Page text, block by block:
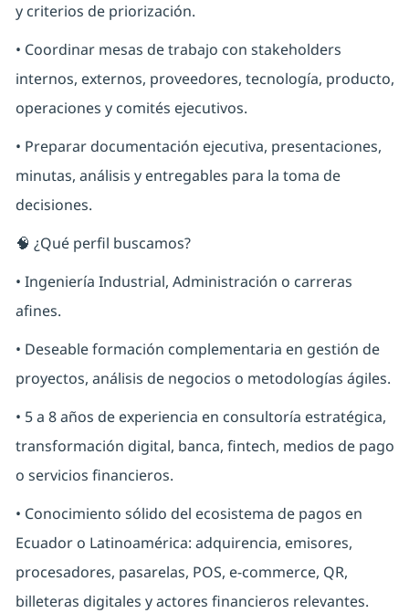
y criterios de priorización.
• Coordinar mesas de trabajo con stakeholders
internos, externos, proveedores, tecnología, producto,
operaciones y comités ejecutivos.
• Preparar documentación ejecutiva, presentaciones,
minutas, análisis y entregables para la toma de
decisiones.
🧠 ¿Qué perfil buscamos?
• Ingeniería Industrial, Administración o carreras
afines.
• Deseable formación complementaria en gestión de
proyectos, análisis de negocios o metodologías ágiles.
• 5 a 8 años de experiencia en consultoría estratégica,
transformación digital, banca, fintech, medios de pago
o servicios financieros.
• Conocimiento sólido del ecosistema de pagos en
Ecuador o Latinoamérica: adquirencia, emisores,
procesadores, pasarelas, POS, e-commerce, QR,
billeteras digitales y actores financieros relevantes.